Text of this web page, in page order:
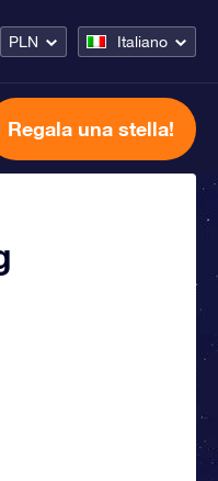
PLN Italiano
Regala una stella!